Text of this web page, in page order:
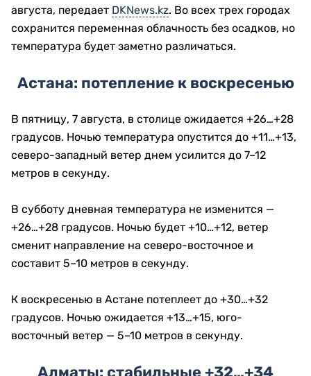
августа, передает DKNews.kz. Во всех трех городах
сохранится переменная облачность без осадков, но
температура будет заметно различаться.
Астана: потепление к воскресенью
В пятницу, 7 августа, в столице ожидается +26…+28
градусов. Ночью температура опустится до +11…+13,
северо-западный ветер днем усилится до 7–12
метров в секунду.
В субботу дневная температура не изменится —
+26…+28 градусов. Ночью будет +10…+12, ветер
сменит направление на северо-восточное и
составит 5–10 метров в секунду.
К воскресенью в Астане потеплеет до +30…+32
градусов. Ночью ожидается +13…+15, юго-
восточный ветер — 5–10 метров в секунду.
Алматы: стабильные +32…+34